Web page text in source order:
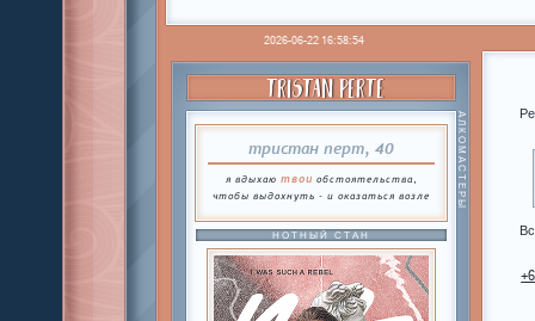
2026-06-22 16:58:54
TRISTAN PERTE
тристан перт, 40
я вдыхаю твои обстоятельства,
чтобы выдохнуть - и оказаться возле
АЛКОМАСТЕРЫ
НОТНЫЙ СТАН
+6